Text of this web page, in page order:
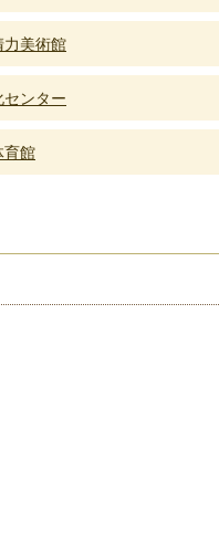
力美術館
センター
育館